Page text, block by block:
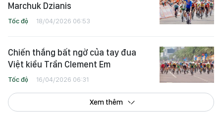
Marchuk Dzianis
Tốc độ 18/04/2026 06:53
Chiến thắng bất ngờ của tay đua
Việt kiều Trần Clement Em
Tốc độ 16/04/2026 06:31
Xem thêm